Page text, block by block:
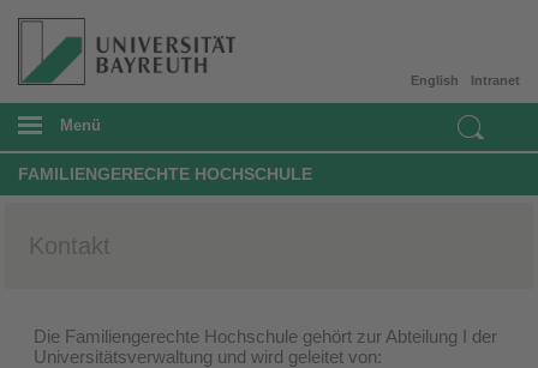
Intranet
English
Menü
FAMILIENGERECHTE HOCHSCHULE
Kontakt
Die Familiengerechte Hochschule gehört zur Abteilung I der
Universitätsverwaltung und wird geleitet von: